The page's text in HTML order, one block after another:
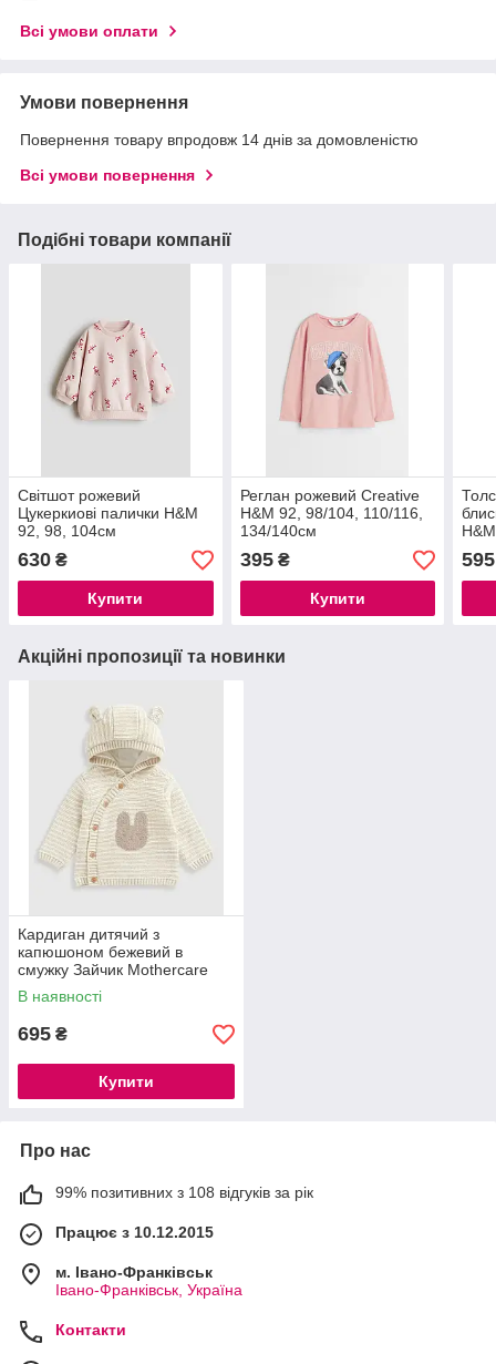
Всі умови оплати
Умови повернення
Повернення товару впродовж 14 днів за домовленістю
Всі умови повернення
Подібні товари компанії
Світшот рожевий
Цукеркиові палички H&M
92, 98, 104см
630 ₴
Купити
Реглан рожевий Creative
H&M 92, 98/104, 110/116,
134/140см
395₴
Купити
595
Акційні пропозиції та новинки
Кардиган дитячий з
капюшоном бежевий в
смужку Зайчик Mothercare
74см
В наявності
695 ₴
Купити
Про нас
99% позитивних з 108 відгуків за рік
Працює з 10.12.2015
м. Івано-Франківськ
Івано-Франківськ, Україна
Контакти